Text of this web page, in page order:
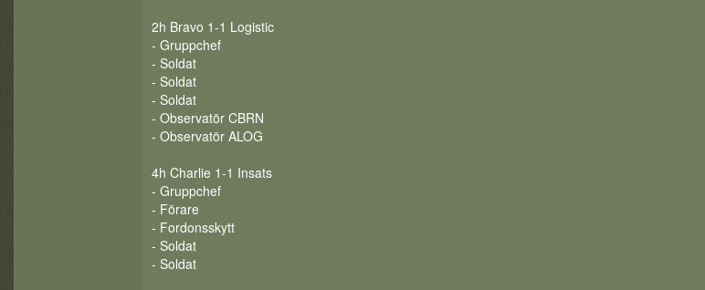
2h Bravo 1-1 Logistic
- Gruppchef
- Soldat
- Soldat
- Soldat
- Observatör CBRN
- Observatör ALOG
4h Charlie 1-1 Insats
- Gruppchef
- Förare
- Fordonsskytt
- Soldat
- Soldat